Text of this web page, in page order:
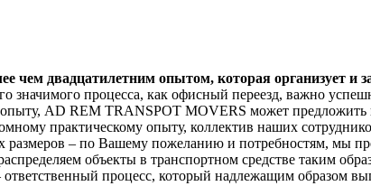
двадцатилетним опытом, которая организует и
значимого процесса, как офисный переезд, важно
AD REM TRANSPOT MOVERS может предложить
практическому опыту, коллектив наших
размеров – по Вашему пожеланию и потребностям, мы
объекты в транспортном средстве таким
процесс, который надлежащим образом